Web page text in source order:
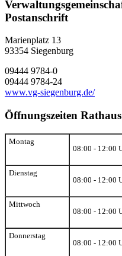
Postanschrift
Marienplatz 13
93354 Siegenburg
09444 9784-0
09444 9784-24
www.vg-siegenburg.de/
Öffnungszeiten Rathaus
Montag
08:00 - 12:00
Dienstag
08:00 - 12:00
Mittwoch
08:00 - 12:00
Donnerstag
08:00 - 12:00